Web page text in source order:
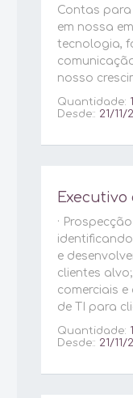
Contas
em nossa
tecnologia,
nosso
Quantidade:
Desde:: 21/11/
Executivo
·
e
clientes
comerciais
de TI para
Quantidade:
Desde:: 21/11/